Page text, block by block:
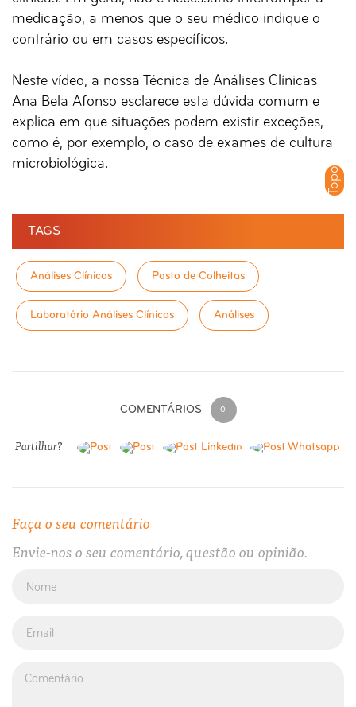
Topo
medicação, a menos que o seu médico indique o
contrário ou em casos específicos.
Neste vídeo, a nossa Técnica de Análises Clínicas
Ana Bela Afonso esclarece esta dúvida comum e
explica em que situações podem existir exceções,
como é, por exemplo, o caso de exames de cultura
microbiológica.
TAGS
Análises Clínicas Posto de Colheitas
Laboratório Análises Clínicas Análises
COMENTÁRIOS 0
Partilhar?
Faça o seu comentário
Envie-nos o seu comentário, questão ou opinião.